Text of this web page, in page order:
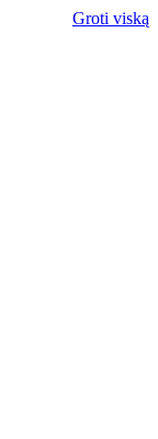
Groti viską